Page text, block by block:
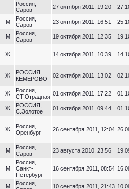
-
Россия,
Саров
27 октября 2011, 19:20
М
Россия,
Саров
23 октября 2011, 16:51
М
Россия,
Саров
19 октября 2011, 12:35
Ж 14 октября 2011, 10:39
Ж
РОССИЯ,
КЕМЕРОВО
02 октября 2011, 13:02
Ж
Россия,
СТ.Отрадная 01 октября 2011, 17:22
Ж
РОССИЯ,
С.Золотое
01 октября 2011, 09:44
Ж
Россия,
Оренбург
26 сентября 2011, 12:04
М
Россия,
Саров
23 августа 2010, 23:56
М
Россия,
Санкт-
Петербург
16 сентября 2011, 08:54
М
Россия,
10 сентября 2011, 21:43